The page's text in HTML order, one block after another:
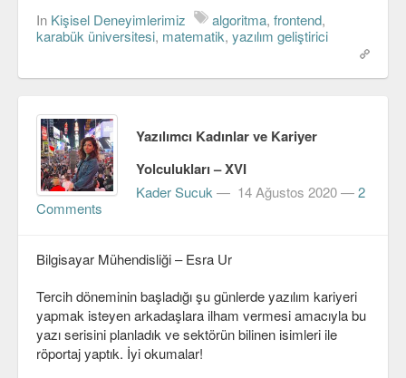
In Kişisel Deneyimlerimiz algoritma, frontend,
karabük üniversitesi, matematik, yazılım geliştirici
Yazılımcı Kadınlar ve Kariyer
Yolculukları – XVI
Kader Sucuk — 14 Ağustos 2020—2
Comments
Bilgisayar Mühendisliği – Esra Ur
Tercih döneminin başladığı şu günlerde yazılım kariyeri
yapmak isteyen arkadaşlara ilham vermesi amacıyla bu
yazı serisini planladık ve sektörün bilinen isimleri ile
röportaj yaptık. İyi okumalar!